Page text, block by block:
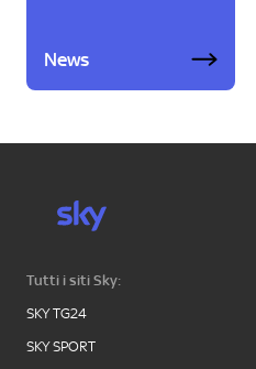
News
Tutti i siti Sky:
SKY TG24
SKY SPORT